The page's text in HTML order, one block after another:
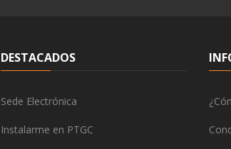
DESTACADOS
Sede Electrónica
Instalarme en PTGC